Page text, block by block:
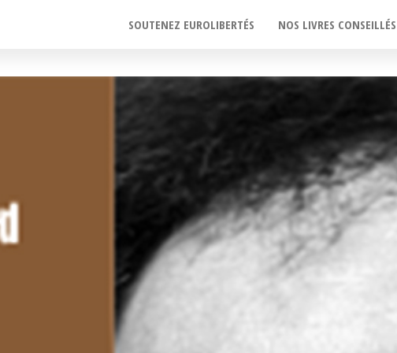
SOUTENEZ EUROLIBERTÉS NOS LIVRES CONSEILLÉS